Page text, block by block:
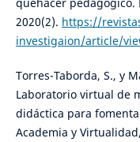
2020(2). https://
investigaion/article/
Torres-Taborda, S., y
Laboratorio virtual de
didáctica para
Academia y